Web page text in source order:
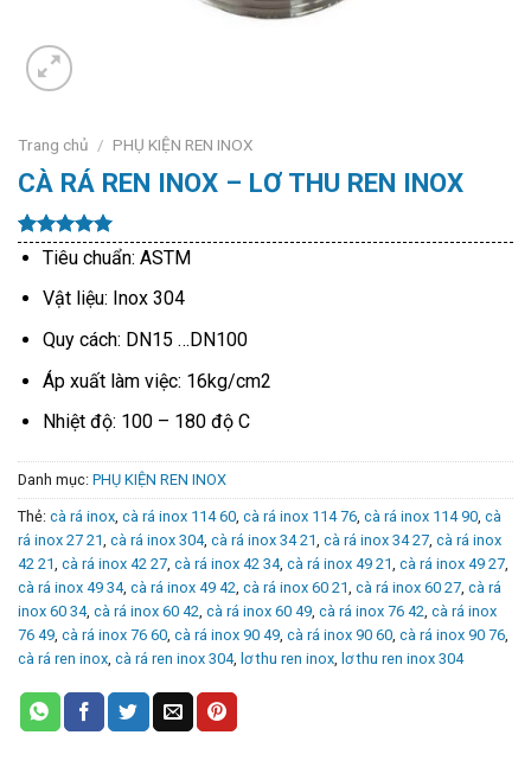
Trang chủ / PHỤ KIỆN REN INOX
CÀ RÁ REN INOX – LƠ THU REN INOX
5.00trên 5
dựa trên
7
đánh giá
Tiêu chuẩn: ASTM
Vật liệu: Inox 304
Quy cách: DN15 …DN100
Áp xuất làm việc: 16kg/cm2
Nhiệt độ: 100 – 180 độ C
Danh mục: PHỤ KIỆN REN INOX
Thẻ: cà rá inox, cà rá inox 114 60, cà rá inox 114 76, cà rá inox 114 90, cà
rá inox 27 21, cà rá inox 304, cà rá inox 34 21, cà rá inox 34 27, cà rá inox
42 21, cà rá inox 42 27, cà rá inox 42 34, cà rá inox 49 21, cà rá inox 49 27,
cà rá inox 49 34, cà rá inox 49 42, cà rá inox 60 21, cà rá inox 60 27, cà rá
inox 60 34, cà rá inox 60 42, cà rá inox 60 49, cà rá inox 76 42, cà rá inox
76 49, cà rá inox 76 60, cà rá inox 90 49, cà rá inox 90 60, cà rá inox 90 76,
cà rá ren inox, cà rá ren inox 304, lơ thu ren inox, lơ thu ren inox 304